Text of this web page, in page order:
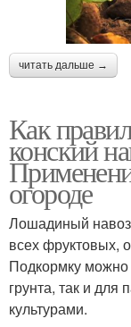
читать дальше →
Как
конский
огороде
Лошадиный навоз
всех фруктовых,
Подкормку можно
грунта, так и для
культурами.